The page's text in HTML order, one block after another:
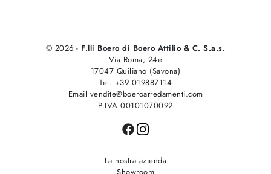
© 2026 - F.lli Boero di Boero Attilio & C. S.a.s.
Via Roma, 24e
17047 Quiliano (Savona)
Tel. +39 019887114
Email vendite@boeroarredamenti.com
P.IVA 00101070092
La nostra azienda